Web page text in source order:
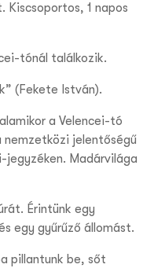
Kiscsoportos, 1 napos
tónál találkozik.
(Fekete István).
a Velencei-tó
nemzetközi jelentőségű
jegyzéken. Madárvilága
Érintünk egy
egy gyűrűző állomást.
pillantunk be, sőt